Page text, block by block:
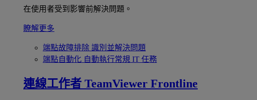
在使用者受到影響前解決問題。
瞭解更多
端點故障排除 識別並解決問題
端點自動化 自動執行常規 IT 任務
連線工作者 TeamViewer Frontline